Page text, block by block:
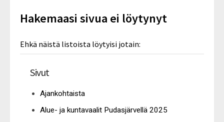
Hakemaasi sivua ei löytynyt
Ehkä näistä listoista löytyisi jotain:
Sivut
Ajankohtaista
Alue- ja kuntavaalit Pudasjärvellä 2025